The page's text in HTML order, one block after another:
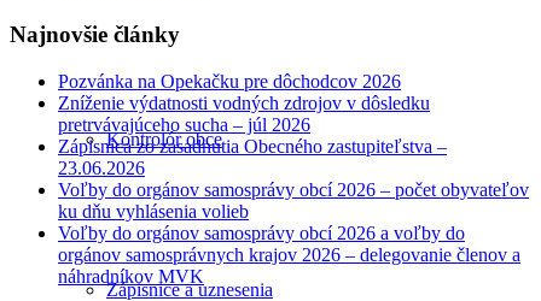
Kontrolór obce
Zápisnice a uznesenia
Najnovšie články
Pozvánka na Opekačku pre dôchodcov 2026
Zníženie výdatnosti vodných zdrojov v dôsledku
pretrvávajúceho sucha – júl 2026
Zápisnica zo zasadnutia Obecného zastupiteľstva –
23.06.2026
Voľby do orgánov samosprávy obcí 2026 – počet obyvateľov
ku dňu vyhlásenia volieb
Voľby do orgánov samosprávy obcí 2026 a voľby do
orgánov samosprávnych krajov 2026 – delegovanie členov a
náhradníkov MVK